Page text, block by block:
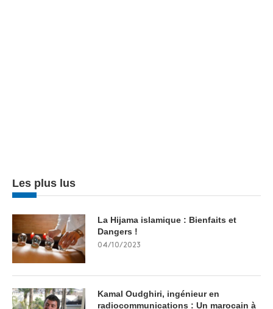
Les plus lus
La Hijama islamique : Bienfaits et
Dangers !
04/10/2023
Kamal Oudghiri, ingénieur en
radiocommunications : Un marocain à